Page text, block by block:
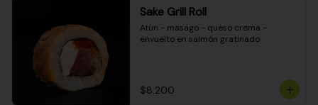
Sake Grill Roll
Atún - masago - queso crema -
envuelto en salmón gratinado
$8.200